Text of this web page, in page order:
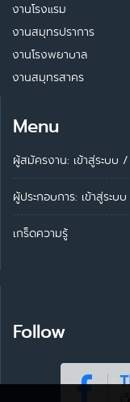
งานโรงแรม
งานสมุทรปราการ
งานโรงพยาบาล
งานสมุทรสาคร
Menu
ผู้สมัครงาน: เข้าสู่ระบบ /
ผู้ประกอบการ: เข้าสู่ระบบ
เกร็ดความรู้
Follow